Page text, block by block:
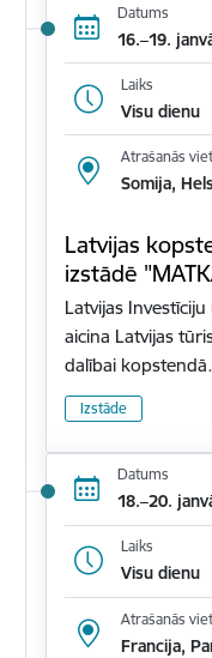
Datums
16.–19.
Laiks
Visu dienu
Atrašanās
Somija,
Latvijas
izstādē
Latvijas
aicina Latvijas
dalībai
Izstāde
Datums
18.–20.
Laiks
Visu dienu
Atrašanās
Francija,